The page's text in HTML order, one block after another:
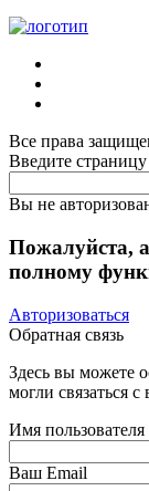
Все права
Введите страницу
Вы не
Пожалуйста,
полному
Авторизоваться
Обратная связь
Здесь вы можете
могли связаться с
Имя пользователя
Ваш Email